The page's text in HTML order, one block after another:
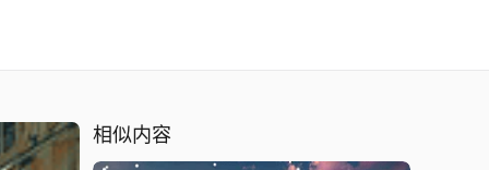
相似内容